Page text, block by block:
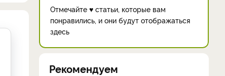
Отмечайте ♥ статьи, которые вам
понравились, и они будут отображаться
здесь
Рекомендуем